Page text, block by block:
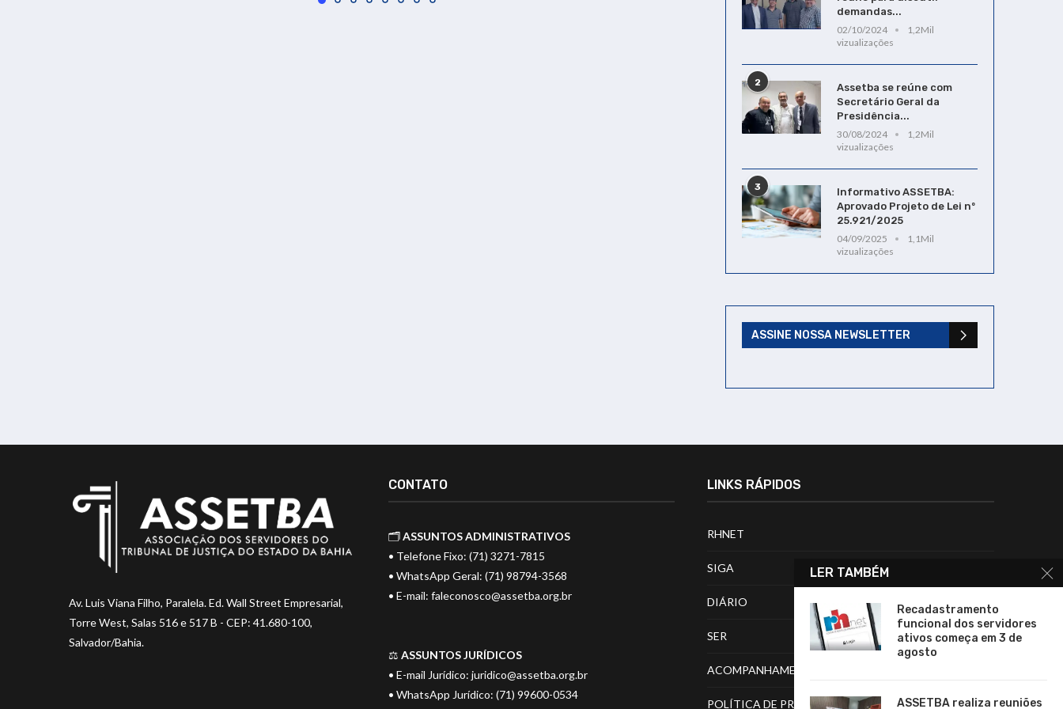
demandas...
02/10/2024
1,2Mil
vizualizações
2
Assetba se reúne com
Secretário Geral da
Presidência...
30/08/2024
1,2Mil
vizualizações
3
Informativo ASSETBA:
Aprovado Projeto de Lei nº
25.921/2025
04/09/2025
1,1Mil
vizualizações
ASSINE NOSSA NEWSLETTER
Av. Luis Viana Filho, Paralela. Ed. Wall Street Empresarial,
Torre West, Salas 516 e 517 B - CEP: 41.680-100,
Salvador/Bahia.
CONTATO
🗂️ASSUNTOS ADMINISTRATIVOS
• Telefone Fixo: (71) 3271-7815
• WhatsApp Geral: (71) 98794-3568
• E-mail: faleconosco@assetba.org.br
⚖️ ASSUNTOS JURÍDICOS
• E-mail Jurídico: juridico@assetba.org.br
• WhatsApp Jurídico: (71) 99600-0534
LINKS RÁPIDOS
RHNET
SIGA
DIÁRIO
SER
ACOMPANHAMENTO DE PROCESSOS
POLÍTICA DE PRIVACIDADE
LER TAMBÉM
Recadastramento
funcional dos servidores
ativos começa em 3 de
agosto
ASSETBA realiza reuniões